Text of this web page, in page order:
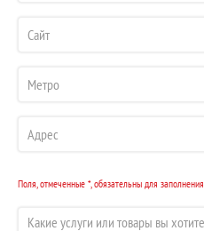
Поля, отмеченные *, обязательны для заполнения